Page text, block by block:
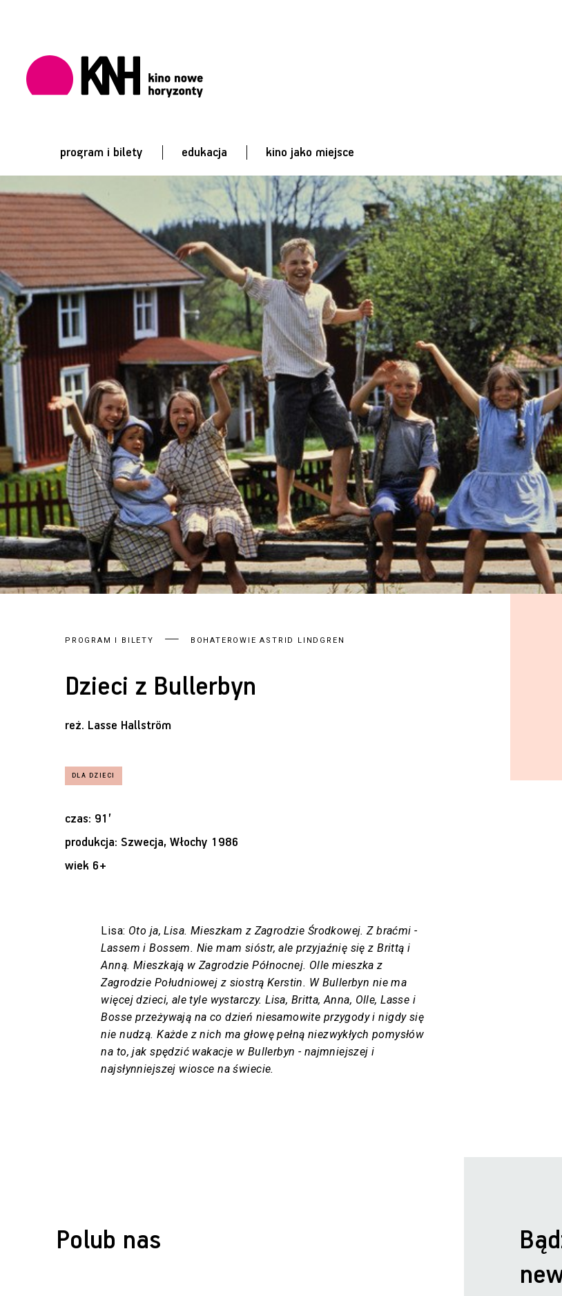
program i bilety edukacja kino jako miejsce
PROGRAM I BILETY BOHATEROWIE ASTRID LINDGREN
Dzieci z Bullerbyn
reż. Lasse Hallström
czas: 91’
produkcja: Szwecja, Włochy 1986
wiek 6+
Lisa: Oto ja, Lisa. Mieszkam z Zagrodzie Środkowej. Z braćmi -
Lassem i Bossem. Nie mam sióstr, ale przyjaźnię się z Brittą i
Anną. Mieszkają w Zagrodzie Północnej. Olle mieszka z
Zagrodzie Południowej z siostrą Kerstin. W Bullerbyn nie ma
więcej dzieci, ale tyle wystarczy. Lisa, Britta, Anna, Olle, Lasse i
Bosse przeżywają na co dzień niesamowite przygody i nigdy się
nie nudzą. Każde z nich ma głowę pełną niezwykłych pomysłów
na to, jak spędzić wakacje w Bullerbyn - najmniejszej i
najsłynniejszej wiosce na świecie.
Polub nas